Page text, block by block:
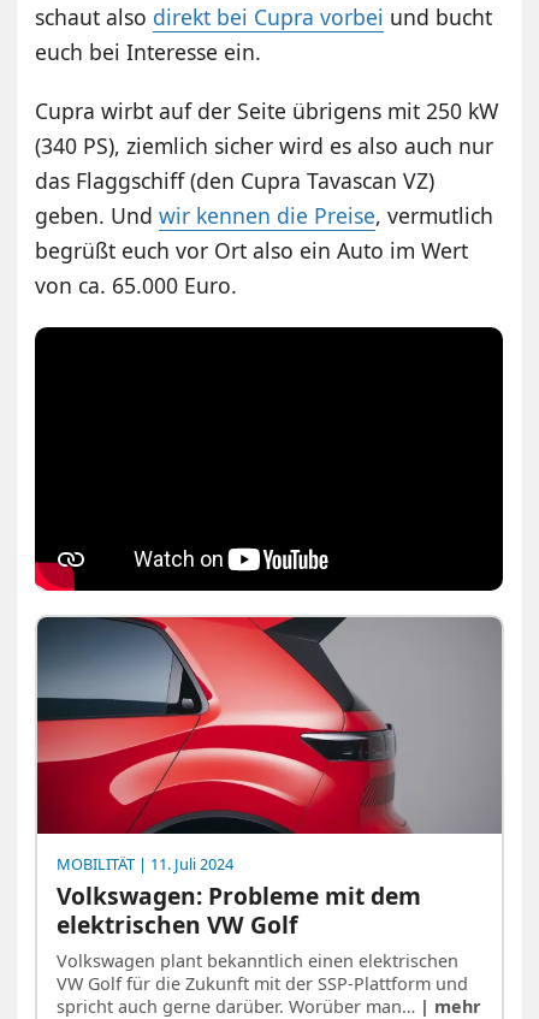
schaut also direkt bei Cupra vorbei und bucht
euch bei Interesse ein.
Cupra wirbt auf der Seite übrigens mit 250 kW
(340 PS), ziemlich sicher wird es also auch nur
das Flaggschiff (den Cupra Tavascan VZ)
geben. Undwir kennen die Preise, vermutlich
begrüßt euch vor Ort also ein Auto im Wert
von ca. 65.000 Euro.
MOBILITÄT | 11. Juli 2024
Volkswagen: Probleme mit dem
elektrischen VW Golf
Volkswagen plant bekanntlich einen elektrischen
VW Golf für die Zukunft mit der SSP-Plattform und
spricht auch gerne darüber. Worüber man… | mehr